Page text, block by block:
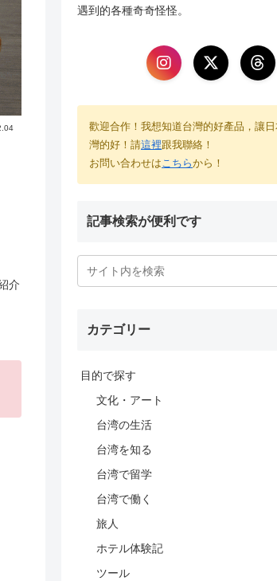
介
遇到的各種奇奇怪怪。
歡迎合作！我想知道台灣的好產品，讓
灣的好！請這裡跟我聯絡！
お問い合わせはこちらから！
記事検索が便利です
カテゴリー
目的で探す
文化・アート
台湾の生活
台湾を知る
台湾で留学
台湾で働く
旅人
ホテル体験記
ツール